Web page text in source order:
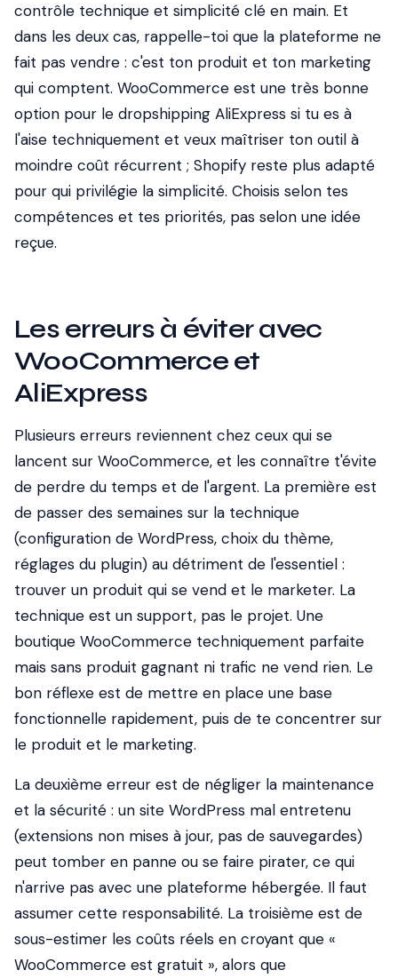
contrôle technique et simplicité clé en main. Et
dans les deux cas, rappelle-toi que la plateforme ne
fait pas vendre : c'est ton produit et ton marketing
qui comptent. WooCommerce est une très bonne
option pour le dropshipping AliExpress si tu es à
l'aise techniquement et veux maîtriser ton outil à
moindre coût récurrent ; Shopify reste plus adapté
pour qui privilégie la simplicité. Choisis selon tes
compétences et tes priorités, pas selon une idée
reçue.
Les erreurs à éviter avec
WooCommerce et
AliExpress
Plusieurs erreurs reviennent chez ceux qui se
lancent sur WooCommerce, et les connaître t'évite
de perdre du temps et de l'argent. La première est
de passer des semaines sur la technique
(configuration de WordPress, choix du thème,
réglages du plugin) au détriment de l'essentiel :
trouver un produit qui se vend et le marketer. La
technique est un support, pas le projet. Une
boutique WooCommerce techniquement parfaite
mais sans produit gagnant ni trafic ne vend rien. Le
bon réflexe est de mettre en place une base
fonctionnelle rapidement, puis de te concentrer sur
le produit et le marketing.
La deuxième erreur est de négliger la maintenance
et la sécurité : un site WordPress mal entretenu
(extensions non mises à jour, pas de sauvegardes)
peut tomber en panne ou se faire pirater, ce qui
n'arrive pas avec une plateforme hébergée. Il faut
assumer cette responsabilité. La troisième est de
sous-estimer les coûts réels en croyant que «
WooCommerce est gratuit », alors que